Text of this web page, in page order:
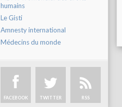
humains
Le Gisti
Amnesty international
Médecins du monde
FACEBOOK TWITTER RSS